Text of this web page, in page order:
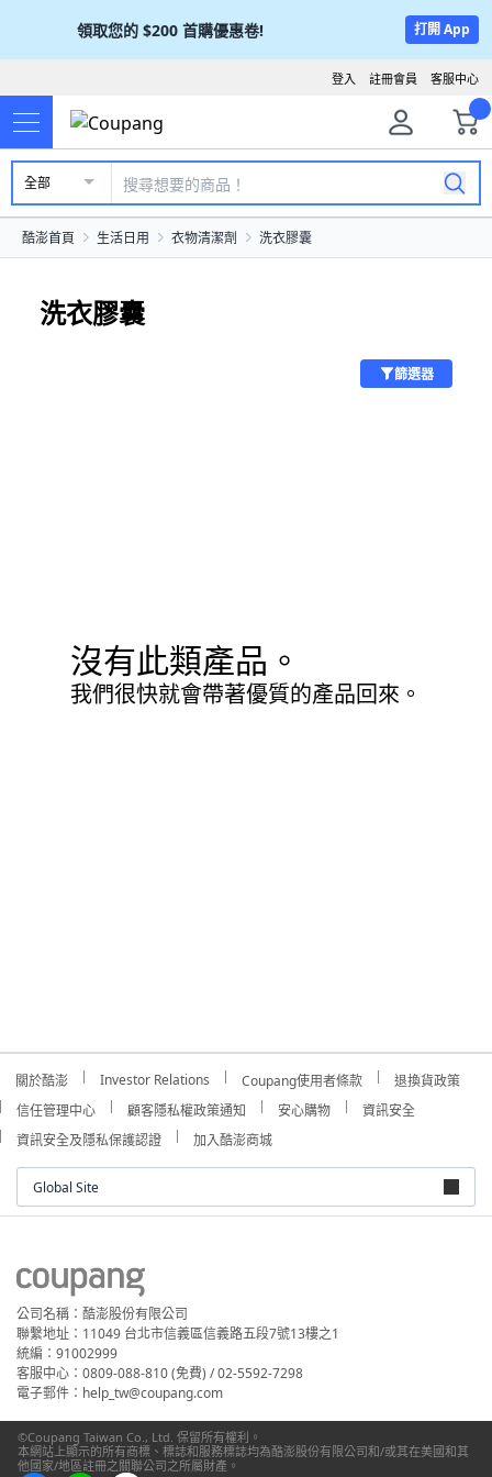
領取您的 $200 首購優惠卷! 打開 App
客服中心
註冊會員
登入
全部
酷澎首頁 生活日用 衣物清潔劑 洗衣膠囊
洗衣膠囊
篩選器
沒有此類產品。
我們很快就會帶著優質的產品回來。
關於酷澎 Investor Relations Coupang使用者條款
退換貨政策
信任管理中心
顧客隱私權政策通知 安心購物
資訊安全
資訊安全及隱私保護認證
加入酷澎商城
Global Site
公司名稱：酷澎股份有限公司
聯繫地址：11049 台北市信義區信義路五段7號13樓之1
統編：91002999
客服中心：0809-088-810 (免費) / 02-5592-7298
電子郵件：help_tw@coupang.com
©Coupang Taiwan Co., Ltd. 保留所有權利。
本網站上顯示的所有商標、標誌和服務標誌均為酷澎股份有限公司和/或其在美國和其
他國家/地區註冊之關聯公司之所屬財產。